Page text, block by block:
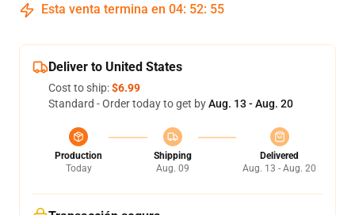
Esta venta termina en 04: 52: 54
Deliver to United States
Cost to ship:$6.99
Standard - Order today to get byAug. 13 - Aug. 20
Production
Today
Shipping
Aug. 09
Delivered
Aug. 13 - Aug. 20